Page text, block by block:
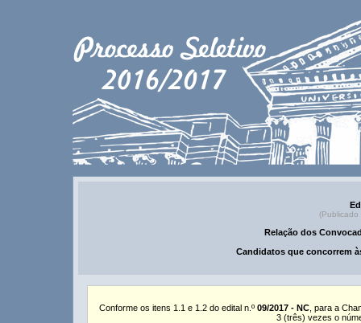
(Publicado
Relação dos
Candidatos que concorrem
Conforme os itens 1.1 e 1.2 do edital n.º 09/2017 - NC , para a
3 (três) vezes o